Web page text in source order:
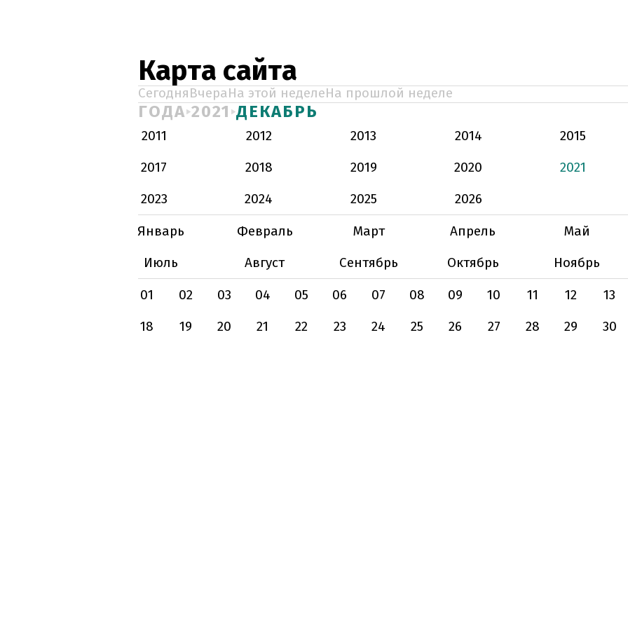
Карта сайта
СегодняВчераНа этой неделеНа прошлой неделе
ГОДА 2021 ДЕКАБРЬ
2011 2012 2013 2014
2015
2017
2018 2019 2020
2021
2023
2024 2025
2026
Январь
Февраль Март Апрель
Май
Июль
Август Сентябрь Октябрь
Ноябрь
01
02 03 04 05 06 07 08 09 10 11 12
13
18
19 20 21 22 23 24 25 26 27 28 29 30